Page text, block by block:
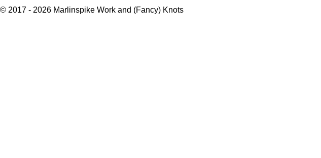
© 2017 - 2026 Marlinspike Work and (Fancy) Knots